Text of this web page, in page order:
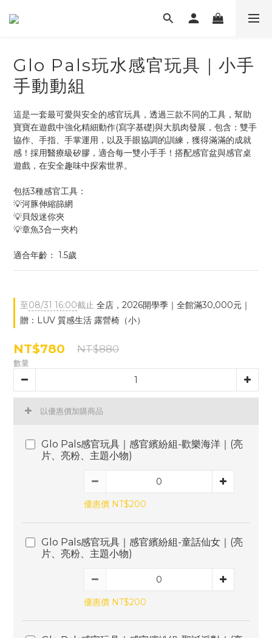
Glo Pals玩水感官玩具｜小手
手動動組
這是一套最可愛與安全的感官玩具，透過三款不同的工具，幫助
寶寶在遊戲中強化精細動作(寫字基礎)與大肌肉發展，包含：雙手
協作、手指、手掌運用，以及手眼協調的訓練，獲得滿滿的成就
感！採用醫療級矽膠，適合每一雙小手手！搭配感官盆與感官桌
遊戲，在安全趣味中探索世界。
包括3種感官工具：
💡河豚伸縮篩網
💡貝殼迷你夾
💡章魚3合一夾杓
適合年齡： 1.5歲
至08/31 16:00截止 全店，2026開學季｜全館滿30,000元｜
贈：LUV 質感生活 露營椅（小）
NT$780 NT$880
數量
以優惠價加購商品
Glo Pals感官玩具｜感官繽紛組-歡樂海洋｜(亮
片、亮粉、主題小物)
優惠價 NT$200
Glo Pals感官玩具｜感官繽紛組-童話仙女｜(亮
片、亮粉、主題小物)
優惠價 NT$200